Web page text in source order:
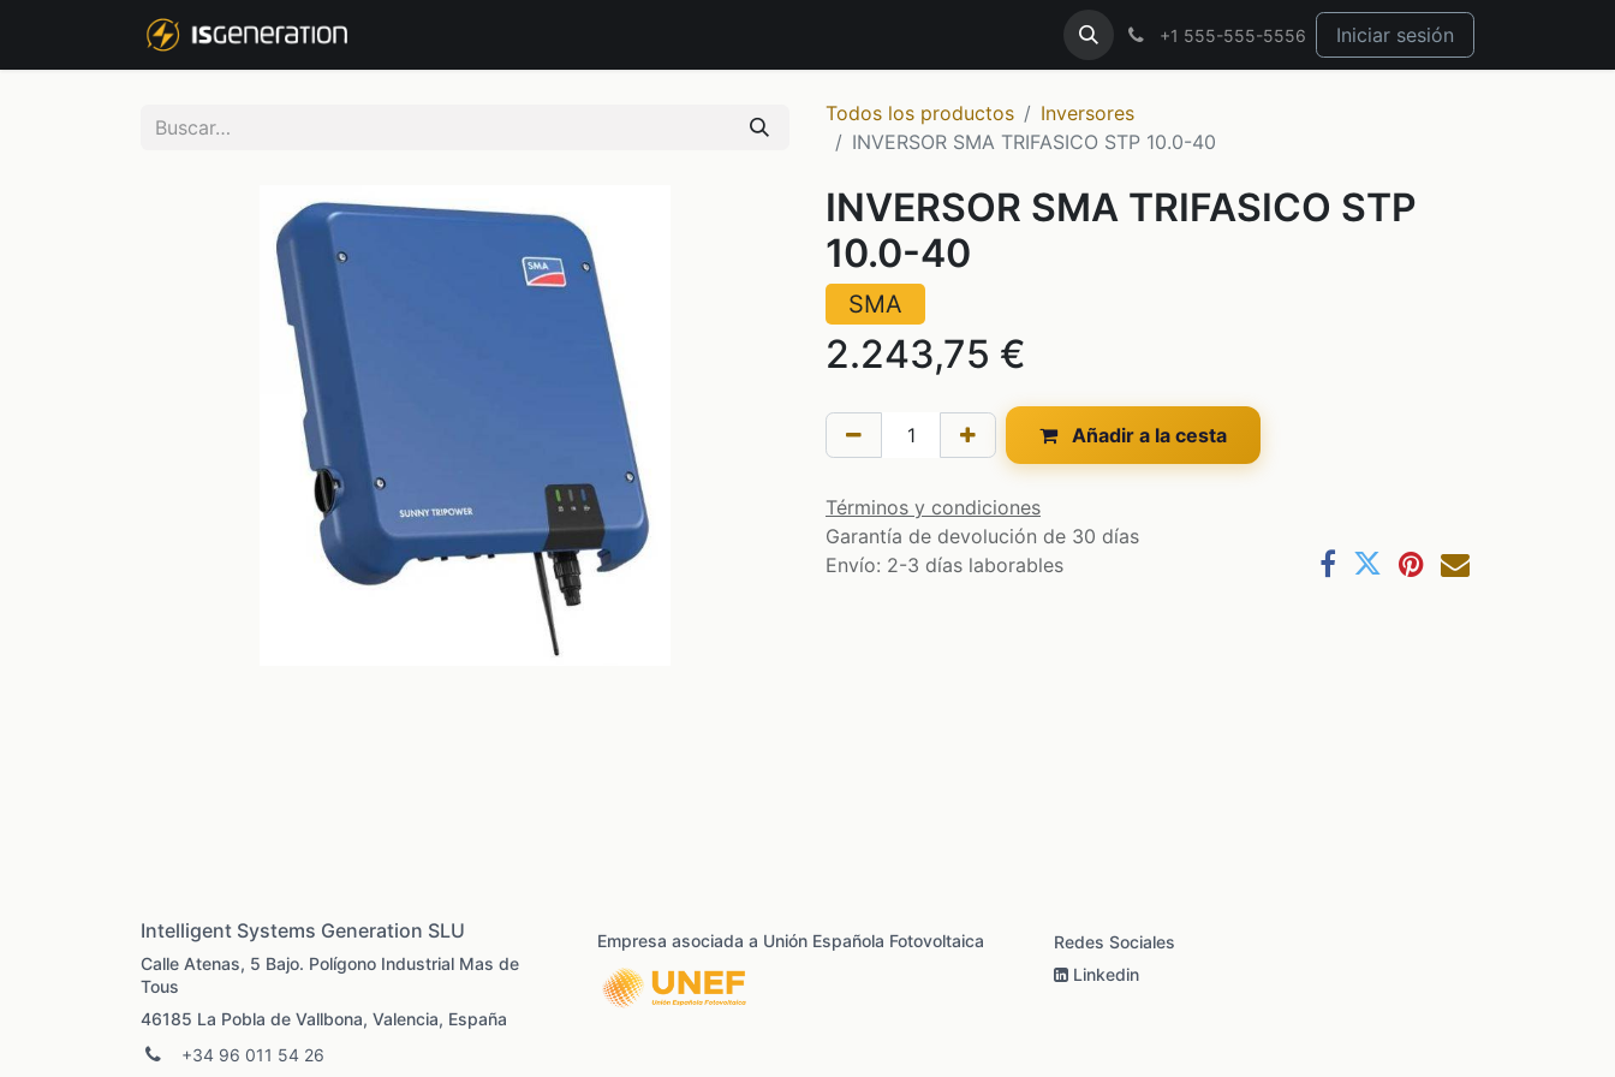
+1 555-555-5556 Iniciar sesión
Todos los productos
Inversores
INVERSOR SMA TRIFASICO STP 10.0-40
INVERSOR SMA TRIFASICO STP
10.0-40
SMA
2.243,75 €
Añadir a la cesta
Términos y condiciones
Garantía de devolución de 30 días
Envío: 2-3 días laborables
Intelligent Systems Generation SLU
Calle Atenas, 5 Bajo. Polígono Industrial Mas de
Tous
46185 La Pobla de Vallbona, Valencia, España
+34 96 011 54 26
Empresa asociada a Unión Española Fotovoltaica
Redes Sociales
Linkedin